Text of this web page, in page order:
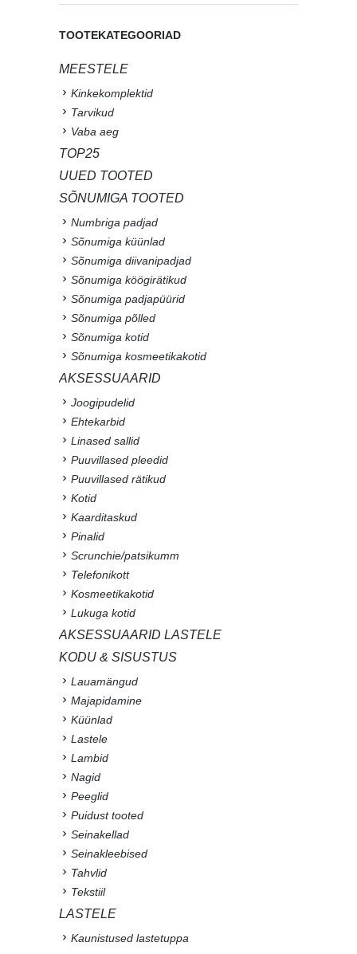
TOOTEKATEGOORIAD
MEESTELE
Kinkekomplektid
Tarvikud
Vaba aeg
TOP25
UUED TOOTED
SÕNUMIGA TOOTED
Numbriga padjad
Sõnumiga küünlad
Sõnumiga diivanipadjad
Sõnumiga köögirätikud
Sõnumiga padjapüürid
Sõnumiga põlled
Sõnumiga kotid
Sõnumiga kosmeetikakotid
AKSESSUAARID
Joogipudelid
Ehtekarbid
Linased sallid
Puuvillased pleedid
Puuvillased rätikud
Kotid
Kaarditaskud
Pinalid
Scrunchie/patsikumm
Telefonikott
Kosmeetikakotid
Lukuga kotid
AKSESSUAARID LASTELE
KODU & SISUSTUS
Lauamängud
Majapidamine
Küünlad
Lastele
Lambid
Nagid
Peeglid
Puidust tooted
Seinakellad
Seinakleebised
Tahvlid
Tekstiil
LASTELE
Kaunistused lastetuppa